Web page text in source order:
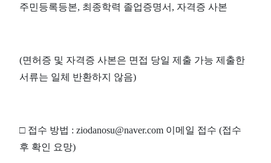
주민등록등본, 최종학력 졸업증명서 , 자격증 사본
(면허증 및 자격증 사본은 면접 당일 제출 가능 제출한
서류는 일체 반환하지 않음)
□ 접수 방법 : ziodanosu@naver.com 이메일 접수 (접수
후 확인 요망)